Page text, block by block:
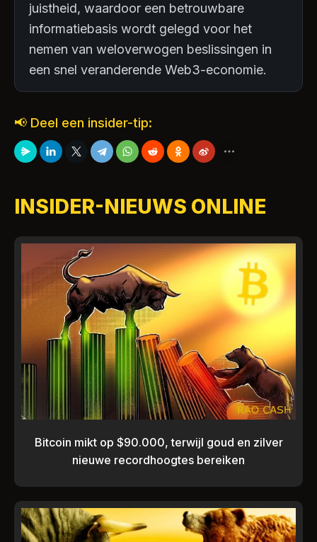
juistheid, waardoor een betrouwbare
informatiebasis wordt gelegd voor het
nemen van weloverwogen beslissingen in
een snel veranderende Web3-economie.
📢 Deel een insider-tip:
INSIDER-NIEUWS ONLINE
Bitcoin mikt op $90.000, terwijl goud en zilver
nieuwe recordhoogtes bereiken